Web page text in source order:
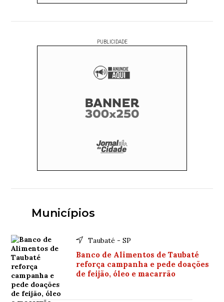
PUBLICIDADE
Municípios
Taubaté - SP
Banco de Alimentos de Taubaté
reforça campanha e pede doações
de feijão, óleo e macarrão